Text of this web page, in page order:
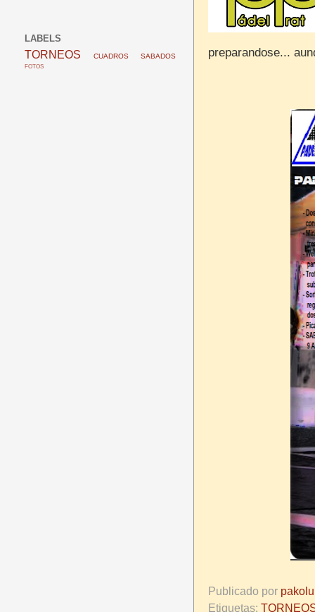
preparandose...
Publicado por
Etiquetas:
LABELS
TORNEOS CUADROS SABADOS
FOTOS